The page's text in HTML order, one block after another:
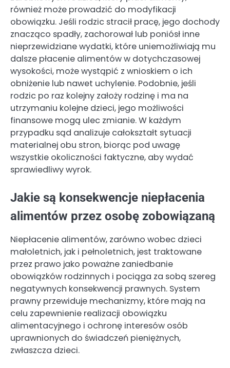
również może prowadzić do modyfikacji
obowiązku. Jeśli rodzic stracił pracę, jego dochody
znacząco spadły, zachorował lub poniósł inne
nieprzewidziane wydatki, które uniemożliwiają mu
dalsze płacenie alimentów w dotychczasowej
wysokości, może wystąpić z wnioskiem o ich
obniżenie lub nawet uchylenie. Podobnie, jeśli
rodzic po raz kolejny założy rodzinę i ma na
utrzymaniu kolejne dzieci, jego możliwości
finansowe mogą ulec zmianie. W każdym
przypadku sąd analizuje całokształt sytuacji
materialnej obu stron, biorąc pod uwagę
wszystkie okoliczności faktyczne, aby wydać
sprawiedliwy wyrok.
Jakie są konsekwencje niepłacenia
alimentów przez osobę zobowiązaną
Niepłacenie alimentów, zarówno wobec dzieci
małoletnich, jak i pełnoletnich, jest traktowane
przez prawo jako poważne zaniedbanie
obowiązków rodzinnych i pociąga za sobą szereg
negatywnych konsekwencji prawnych. System
prawny przewiduje mechanizmy, które mają na
celu zapewnienie realizacji obowiązku
alimentacyjnego i ochronę interesów osób
uprawnionych do świadczeń pieniężnych,
zwłaszcza dzieci.